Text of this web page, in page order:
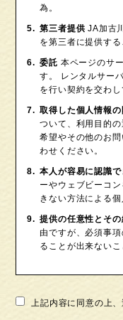
為。
第三者提供 JA加古
を第三者に提供する
委託 本ページのサ
す。 レンタルサー
を行い契約を交わし
取得した個人情報
ついて、利用目的
希望やその他のお
わせください。
本人が容易に認識
ーやウェブビーコ
きない方法による
提供の任意性とその
由ですが、必須事
ることが出来ないこ
上記内容に同意の上、